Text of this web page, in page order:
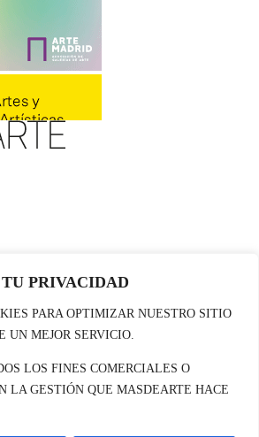
PRIVACIDAD
PARA OPTIMIZAR NUESTRO SITIO
UN MEJOR SERVICIO.
LOS FINES COMERCIALES O
LA GESTIÓN QUE MASDEARTE HACE
de exposiciones, museos y artistas